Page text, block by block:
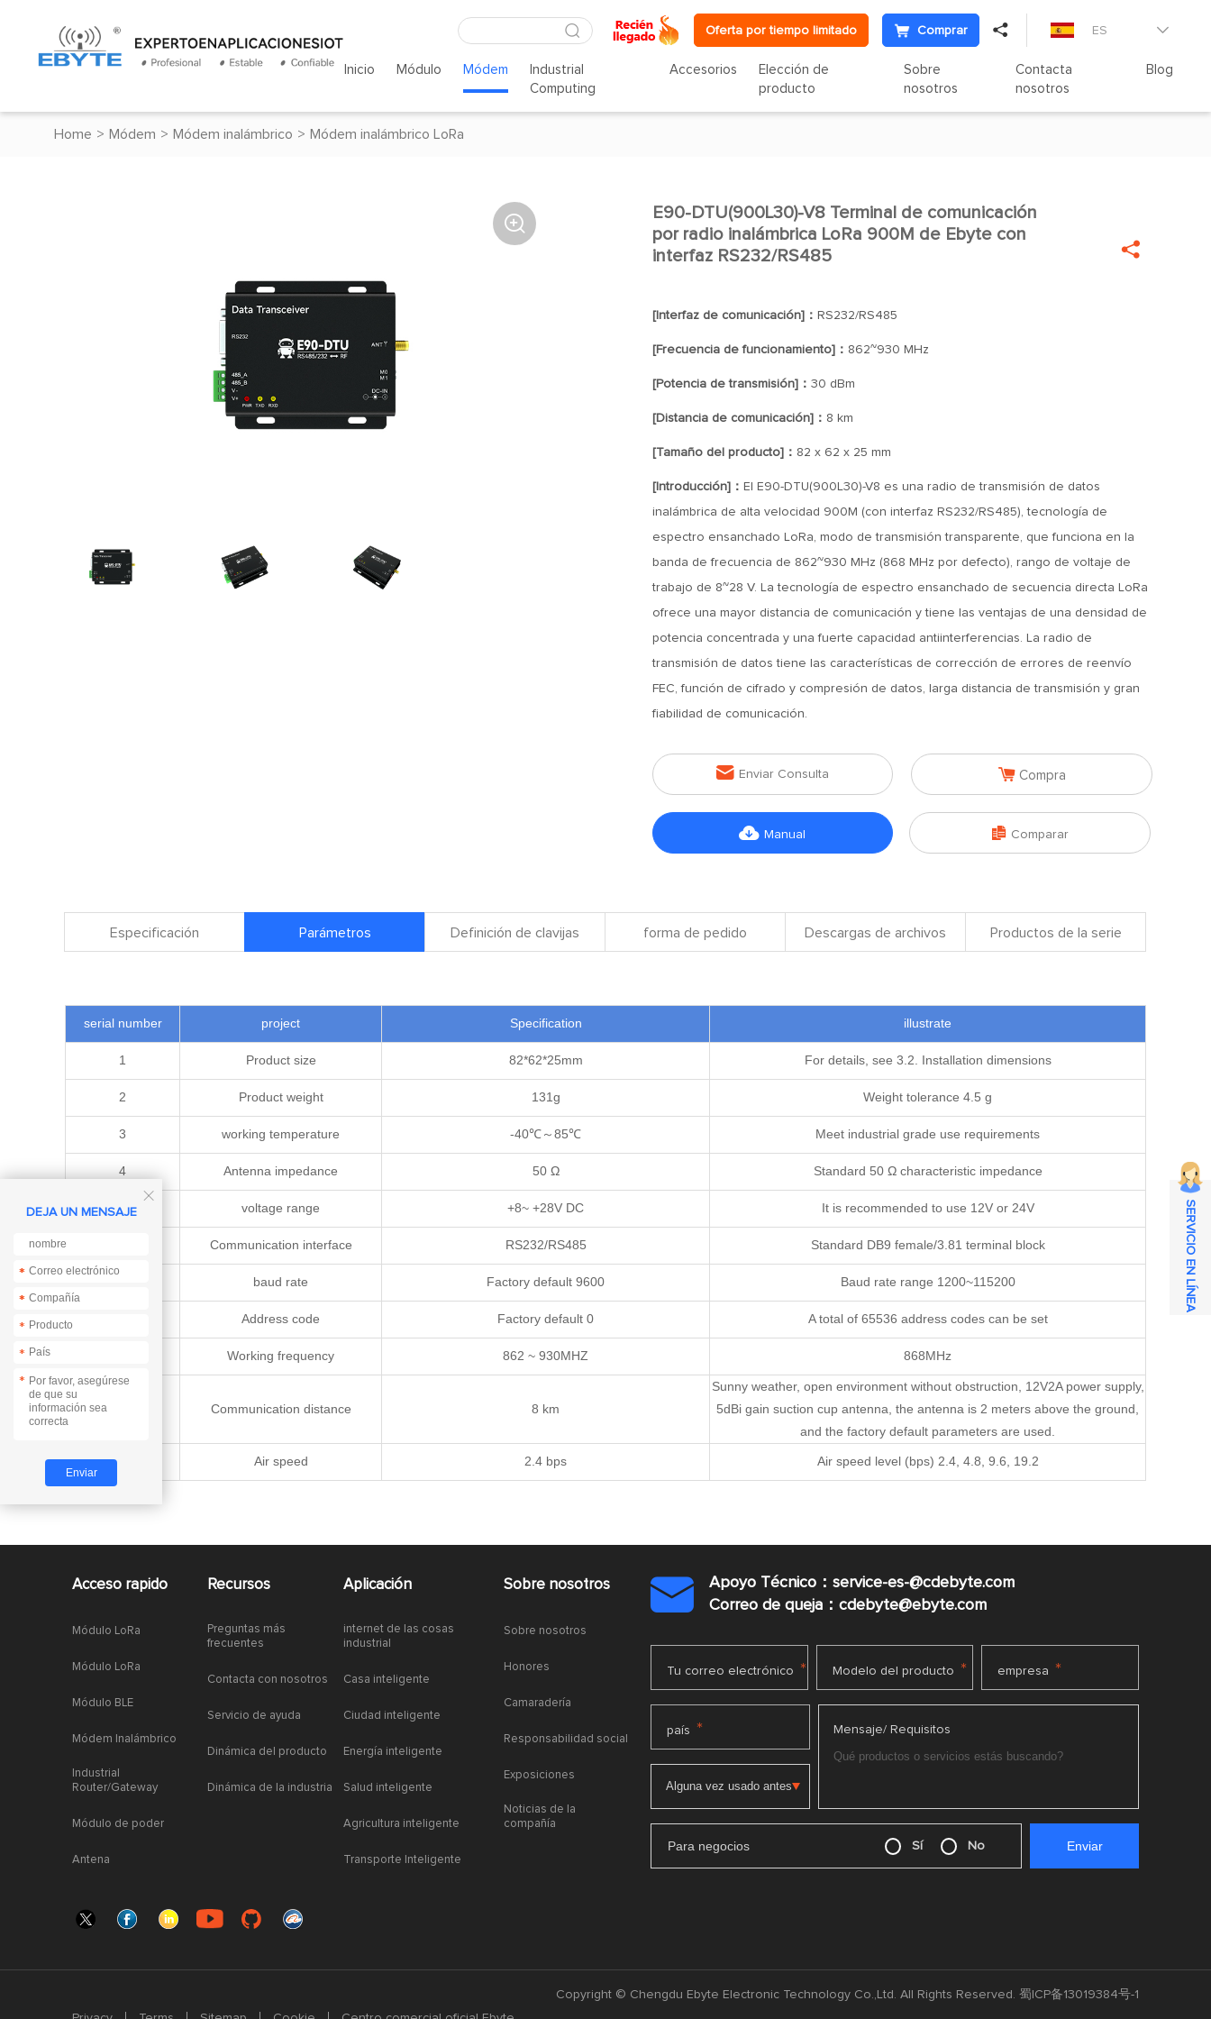
Oferta por tiempo limitado Comprar  ES 
Inicio Módulo Módem
Industrial
Computing
Accesorios
Elección de
producto
Sobre
nosotros
Contacta
nosotros
Blog
Home > Módem > Módem inalámbrico > Módem inalámbrico LoRa
 
E90-DTU(900L30)-V8 Terminal de comunicación
por radio inalámbrica LoRa 900M de Ebyte con
interfaz RS232/RS485

[Interfaz de comunicación]： RS232/RS485
[Frecuencia de funcionamiento]： 862~930 MHz
[Potencia de transmisión]： 30 dBm
[Distancia de comunicación]： 8 km
[Tamaño del producto]： 82 x 62 x 25 mm
[Introducción]： El E90-DTU(900L30)-V8 es una radio de transmisión de datos
inalámbrica de alta velocidad 900M (con interfaz RS232/RS485), tecnología de
espectro ensanchado LoRa, modo de transmisión transparente, que funciona en la
banda de frecuencia de 862~930 MHz (868 MHz por defecto), rango de voltaje de
trabajo de 8~28 V. La tecnología de espectro ensanchado de secuencia directa LoRa
ofrece una mayor distancia de comunicación y tiene las ventajas de una densidad de
potencia concentrada y una fuerte capacidad antiinterferencias. La radio de
transmisión de datos tiene las características de corrección de errores de reenvío
FEC, función de cifrado y compresión de datos, larga distancia de transmisión y gran
fiabilidad de comunicación.
 Enviar Consulta  Compra
 Manual  Comparar
Especificación Parámetros Definición de clavijas forma de pedido Descargas de archivos Productos de la serie
serial number project Specification illustrate
1 Product size 82*62*25mm For details, see 3.2. Installation dimensions
2 Product weight 131g Weight tolerance 4.5 g
3 working temperature -40℃～85℃ Meet industrial grade use requirements
4 Antenna impedance 50 Ω Standard 50 Ω characteristic impedance
5 voltage range +8~ +28V DC It is recommended to use 12V or 24V
Communication interface RS232/RS485 Standard DB9 female/3.81 terminal block
baud rate Factory default 9600 Baud rate range 1200~115200
Address code Factory default 0 A total of 65536 address codes can be set
Working frequency 862 ~ 930MHZ 868MHz
Communication distance 8 km
Sunny weather, open environment without obstruction, 12V2A power supply,
5dBi gain suction cup antenna, the antenna is 2 meters above the ground,
and the factory default parameters are used.
11 Air speed 2.4 bps Air speed level (bps) 2.4, 4.8, 9.6, 19.2
Acceso rapido
Módulo LoRa
Módulo LoRa
Módulo BLE
Módem Inalámbrico
Industrial
Router/Gateway
Módulo de poder
Antena
Recursos
Preguntas más
frecuentes
Contacta con nosotros
Servicio de ayuda
Dinámica del producto
Dinámica de la industria
Aplicación
internet de las cosas
industrial
Casa inteligente
Ciudad inteligente
Energía inteligente
Salud inteligente
Agricultura inteligente
Transporte Inteligente
Sobre nosotros
Sobre nosotros
Honores
Camaradería
Responsabilidad social
Exposiciones
Noticias de la
compañía

Apoyo Técnico：service-es-@cdebyte.com
Correo de queja：cdebyte@ebyte.com
Tu correo electrónico * Modelo del producto * empresa *
país * Mensaje/ Requisitos
Para negocios Sí No
Copyright © Chengdu Ebyte Electronic Technology Co.,Ltd. All Rights Reserved. 蜀ICP备13019384号-1

DEJA UN MENSAJE
*
*
*
*
*
*
*
SERVICIO EN LÍNEA